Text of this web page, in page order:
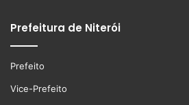
Prefeitura de Niterói
Prefeito
Vice-Prefeito